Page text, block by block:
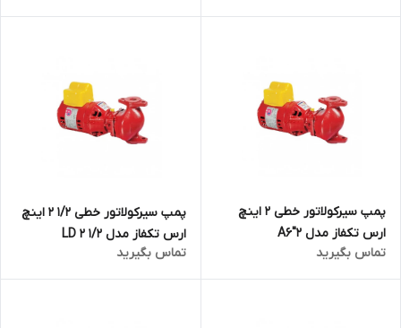
پمپ سیرکولاتور خطی ۲ اینچ
ارس تکفاز مدل A6″2
تماس بگیرید
پمپ سیرکولاتور خطی ۱/۲ ۲ اینچ
ارس تکفاز مدل ۱/۲ ۲ LD
تماس بگیرید